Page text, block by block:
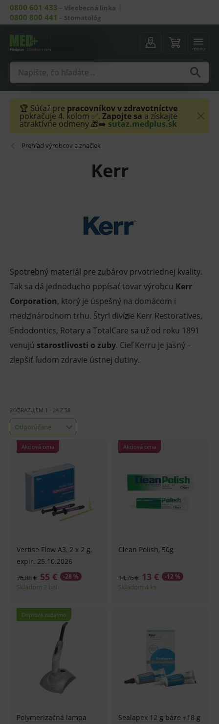
0800 601 433 – Všeobecná linka
0800 800 441 – Stomatológ
menu
🏆 Súťaž pre pracovníkov v zdravotníctve
pokračuje 4. kolom ✅. Zapojte sa a získajte
atraktívne odmeny 🎁➡️ sutaz.medplus.sk
Prehľad výrobcov a značiek
Kerr
Spotrebný materiál pre zubárov prvotriednej kvality.
Tak sa dá jednoducho popísať tovar výrobcu Kerr
Corporation, ktorý je úspešný na domácom i
medzinárodnom trhu. Štyri divízie Kerr Restoratives,
Endodontics, Rotary a TotalCare sa už od roku 1891
venujú starostlivosti o zuby. Cieľ Kerru je jasný –
zlepšiť ľudom zdravie ústnej dutiny.
Odporúčané
Odporúčané
Najlacnejšie
Najnovšie
ZOBRAZUJEM 1 - 24 Z 58
Akciová cena
Vertise Flow A3, 2 x 2 g,
expir. 25.10.2026
55 €
76,88 € -28 %
Skladom 2 bal
Akciová cena
Clean Polish, 50g
13 €
14,76 € -12 %
Skladom 4 ks
Doprava zadarmo
Polymerizačná lampa
Sealapex 12 g báze +18 g